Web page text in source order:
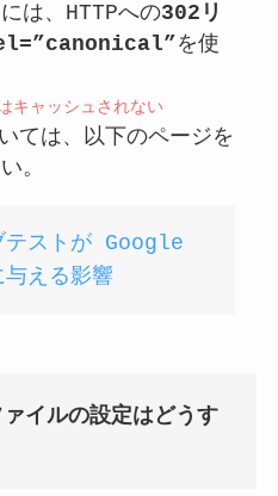
は、HTTPへの302リ
を使
キャッシュされない
ては、以下のページを
。
テストが Google
与える影響
ルの設定はどうす